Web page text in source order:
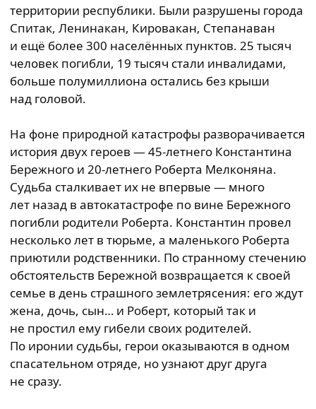
территории республики. Были разрушены города
Спитак, Ленинакан, Кировакан, Степанаван
и ещё более 300 населённых пунктов. 25 тысяч
человек погибли, 19 тысяч стали инвалидами,
больше полумиллиона остались без крыши
над головой.
На фоне природной катастрофы разворачивается
история двух героев — 45-летнего Константина
Бережного и 20-летнего Роберта Мелконяна.
Судьба сталкивает их не впервые — много
лет назад в автокатастрофе по вине Бережного
погибли родители Роберта. Константин провел
несколько лет в тюрьме, а маленького Роберта
приютили родственники. По странному стечению
обстоятельств Бережной возвращается к своей
семье в день страшного землетрясения: его ждут
жена, дочь, сын… и Роберт, который так и
не простил ему гибели своих родителей.
По иронии судьбы, герои оказываются в одном
спасательном отряде, но узнают друг друга
не сразу.